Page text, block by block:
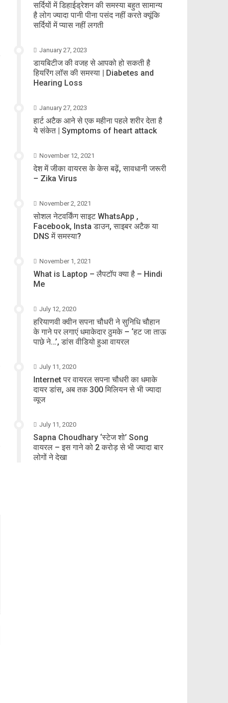
सर्दियों में डिहाईड्रेशन की समस्या बहुत सामान्य
है लोग ज्यादा पानी पीना पसंद नहीं करते क्यूंकि
सर्दियों में प्यास नहीं लगती
January 27, 2023
डायबिटीज की वजह से आपको हो सकती है
हियरिंग लॉस की समस्या | Diabetes and
Hearing Loss
January 27, 2023
हार्ट अटैक आने से एक महीना पहले शरीर देता है
ये संकेत | Symptoms of heart attack
November 12, 2021
देश में जीका वायरस के केस बढ़ें, सावधानी जरूरी
– Zika Virus
November 2, 2021
सोशल नेटवर्किंग साइट WhatsApp ,
Facebook, Insta डाउन, साइबर अटैक या
DNS में समस्या?
November 1, 2021
What is Laptop – लैपटॉप क्या है – Hindi
Me
July 12, 2020
हरियाणवी क्वीन सपना चौधरी ने सुनिधि चौहान
के गाने पर लगाएं धमाकेदार ठुमके – ‘हट जा ताऊ
पाछे ने…’, डांस वीडियो हुआ वायरल
July 11, 2020
Internet पर वायरल सपना चौधरी का धमाके
दायर डांस, अब तक 300 मिलियन से भी ज्यादा
व्यूज
July 11, 2020
Sapna Choudhary ‘स्टेज शो’ Song
वायरल – इस गाने को 2 करोड़ से भी ज्यादा बार
लोगों ने देखा